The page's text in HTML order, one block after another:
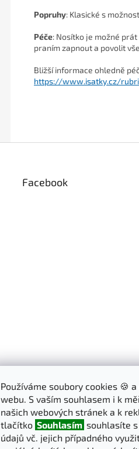
Používáme soubory cookies 🍪
webu. S vaším souhlasem i k
našich webových stránek a k
tlačítko Souhlasím souhlasíte
údajů vč. jejich případného
Popruhy: Klasické s
Péče: Nosítko je možné
praním zapnout a povolit
Bližší informace ohledně
https://www.isatky.cz/
Facebook